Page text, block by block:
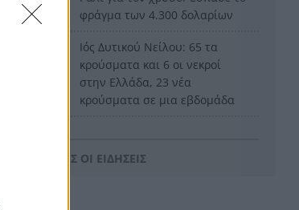
φράγμα των 4.300 δολαρίων
Ιός Δυτικού Νείλου: 65 τα
κρούσματα και 6 οι νεκροί
στην Ελλάδα, 23 νέα
κρούσματα σε μια εβδομάδα
χτυπήσουν 40άρια –
ΟΛΕΣ ΟΙ ΕΙΔΗΣΕΙΣ